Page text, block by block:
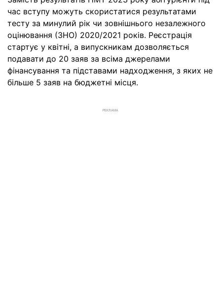
час вступу можуть скористатися результатами
тесту за минулий рік чи зовнішнього незалежного
оцінювання (ЗНО) 2020/2021 років. Реєстрація
стартує у квітні, а випускникам дозволяється
подавати до 20 заяв за всіма джерелами
фінансування та підставами надходження, з яких не
більше 5 заяв на бюджетні місця.
РЕКЛАМА